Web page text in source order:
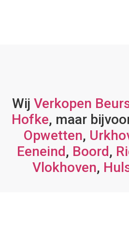
Wij Verkopen
Hofke, maar
Opwetten,
Eeneind, Boord,
Vlokhoven,